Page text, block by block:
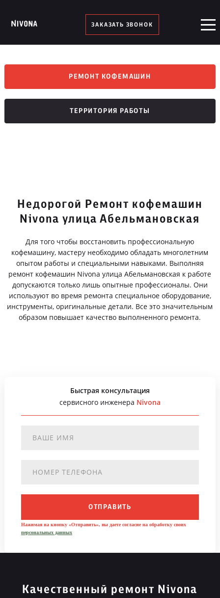
ЗАКАЗАТЬ ЗВОНОК
РЕМОНТ КОФЕМАШИН
ТЕРРИТОРИЯ РАБОТЫ
Недорогой Ремонт кофемашин
Nivona улица Абельмановская
Для того чтобы восстановить профессиональную
кофемашину, мастеру необходимо обладать многолетним
опытом работы и специальными навыками. Выполняя
ремонт кофемашин Nivona улица Абельмановская к работе
допускаются только лишь опытные профессионалы. Они
используют во время ремонта специальное оборудование,
инструменты, оригинальные детали. Все это значительным
образом повышает качество выполненного ремонта.
Быстрая консультация
сервисного инженера Nivona
ОТПРАВИТЬ
Нажимая на кнопку «Отправить», вы даете согласие на обработку своих
персональных данных
Качественный ремонт Nivona